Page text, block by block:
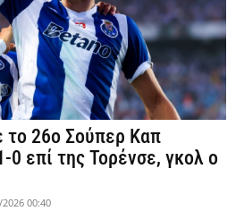
το 26ο Σούπερ Καπ
0 επί της Τορένσε, γκολ ο
00:40